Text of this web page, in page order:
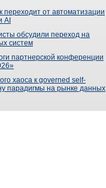
переходит от автоматизации
AI
обсудили переход на
систем
партнерской конференции
хаоса к governed self-
парадигмы на рынке данных